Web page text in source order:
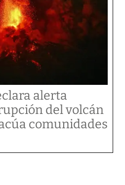
alerta
del volcán
comunidades